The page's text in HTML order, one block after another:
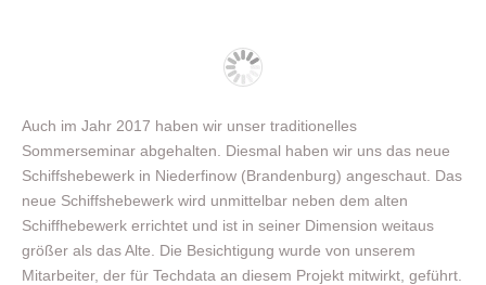
Auch im Jahr 2017 haben wir unser traditionelles
Sommerseminar abgehalten. Diesmal haben wir uns das neue
Schiffshebewerk in Niederfinow (Brandenburg) angeschaut. Das
neue Schiffshebewerk wird unmittelbar neben dem alten
Schiffhebewerk errichtet und ist in seiner Dimension weitaus
größer als das Alte. Die Besichtigung wurde von unserem
Mitarbeiter, der für Techdata an diesem Projekt mitwirkt, geführt.